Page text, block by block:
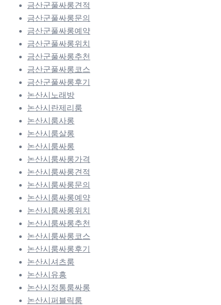
금산군풀싸롱견적
금산군풀싸롱문의
금산군풀싸롱예약
금산군풀싸롱위치
금산군풀싸롱추천
금산군풀싸롱코스
금산군풀싸롱후기
논산시노래방
논산시란제리룸
논산시룸사롱
논산시룸살롱
논산시룸싸롱
논산시룸싸롱가격
논산시룸싸롱견적
논산시룸싸롱문의
논산시룸싸롱예약
논산시룸싸롱위치
논산시룸싸롱추천
논산시룸싸롱코스
논산시룸싸롱후기
논산시셔츠룸
논산시유흥
논산시정통룸싸롱
논산시퍼블릭룸